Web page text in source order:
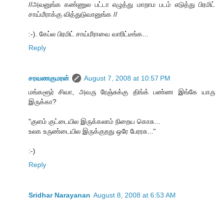
//அவனுங்க கண்ணுல பட்டா எழுத்து மாறாம படம் எடுத்து பிரமிட்
சாய்மீராக்கு வித்துடுவானுங்க //
:-). கேப்ல பிரமிட் சாய்மீராவை வாரிட்டீங்க...
Reply
சரவணகுமரன்
August 7, 2008 at 10:57 PM
மங்களூர் சிவா, அவரு ரேஞ்சுக்கு திங்க் பண்ண இங்கே யாரு
இருக்கா?
"குளம் குட்டையில இருக்கலாம் நிறைய கொசு...
உலக உருண்டையில இருக்குறது ஒரே பேரரசு..."
:-)
Reply
Sridhar Narayanan August 8, 2008 at 6:53 AM